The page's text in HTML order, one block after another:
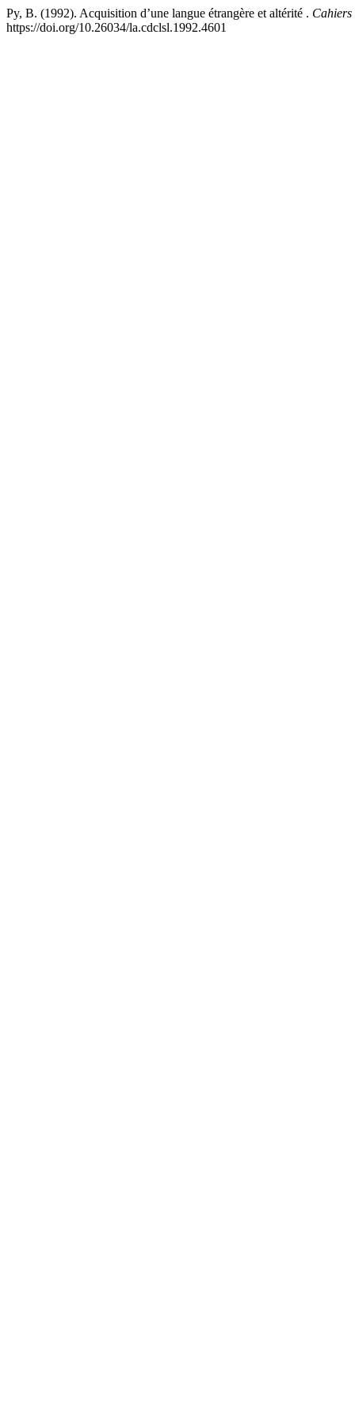
Py, B. (1992). Acquisition d’une langue étrangère et altérité .
https://doi.org/10.26034/la.cdclsl.1992.4601